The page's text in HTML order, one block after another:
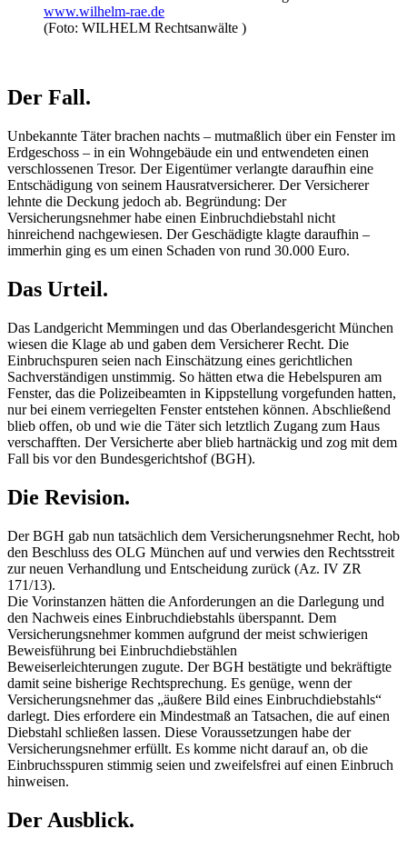
www.wilhelm-rae.de
(Foto: WILHELM Rechtsanwälte )
Der Fall.
Unbekannte Täter brachen nachts – mutmaßlich über ein Fenster im
Erdgeschoss – in ein Wohngebäude ein und entwendeten einen
verschlossenen Tresor. Der Eigentümer verlangte daraufhin eine
Entschädigung von seinem Hausratversicherer. Der Versicherer
lehnte die Deckung jedoch ab. Begründung: Der
Versicherungsnehmer habe einen Einbruchdiebstahl nicht
hinreichend nachgewiesen. Der Geschädigte klagte daraufhin –
immerhin ging es um einen Schaden von rund 30.000 Euro.
Das Urteil.
Das Landgericht Memmingen und das Oberlandesgericht München
wiesen die Klage ab und gaben dem Versicherer Recht. Die
Einbruchspuren seien nach Einschätzung eines gerichtlichen
Sachverständigen unstimmig. So hätten etwa die Hebelspuren am
Fenster, das die Polizeibeamten in Kippstellung vorgefunden hatten,
nur bei einem verriegelten Fenster entstehen können. Abschließend
blieb offen, ob und wie die Täter sich letztlich Zugang zum Haus
verschafften. Der Versicherte aber blieb hartnäckig und zog mit dem
Fall bis vor den Bundesgerichtshof (BGH).
Die Revision.
Der BGH gab nun tatsächlich dem Versicherungsnehmer Recht, hob
den Beschluss des OLG München auf und verwies den Rechtsstreit
zur neuen Verhandlung und Entscheidung zurück (Az. IV ZR
171/13).
Die Vorinstanzen hätten die Anforderungen an die Darlegung und
den Nachweis eines Einbruchdiebstahls überspannt. Dem
Versicherungsnehmer kommen aufgrund der meist schwierigen
Beweisführung bei Einbruchdiebstählen
Beweiserleichterungen zugute. Der BGH bestätigte und bekräftigte
damit seine bisherige Rechtsprechung. Es genüge, wenn der
Versicherungsnehmer das „äußere Bild eines Einbruchdiebstahls“
darlegt. Dies erfordere ein Mindestmaß an Tatsachen, die auf einen
Diebstahl schließen lassen. Diese Voraussetzungen habe der
Versicherungsnehmer erfüllt. Es komme nicht darauf an, ob die
Einbruchsspuren stimmig seien und zweifelsfrei auf einen Einbruch
hinweisen.
Der Ausblick.